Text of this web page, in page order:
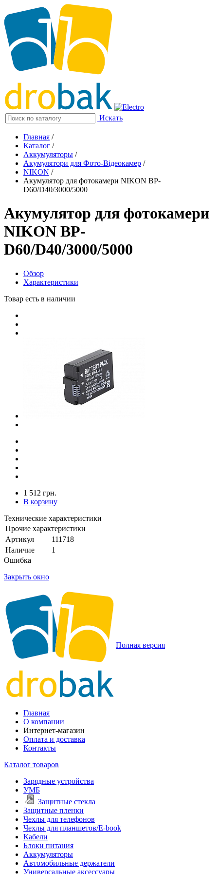
Искать
Главная /
Каталог /
Аккумуляторы /
Акумулятори для Фото-Відеокамер /
NIKON /
Акумулятор для фотокамери NIKON BP-
D60/D40/3000/5000
Акумулятор для фотокамери
NIKON BP-
D60/D40/3000/5000
Обзор
Характеристики
Товар есть в наличии
1 512 грн.
В корзину
Технические характеристики
Прочие характеристики
Артикул
111718
Наличие
1
Ошибка
Закрыть окно
Полная версия
Главная
О компании
Интернет-магазин
Оплата и доставка
Контакты
Каталог товаров
Зарядные устройства
УМБ
Защитные стекла
Защитные пленки
Чехлы для телефонов
Чехлы для планшетов/E-book
Кабели
Блоки питания
Аккумуляторы
Автомобильные держатели
Универсальные аксессуары